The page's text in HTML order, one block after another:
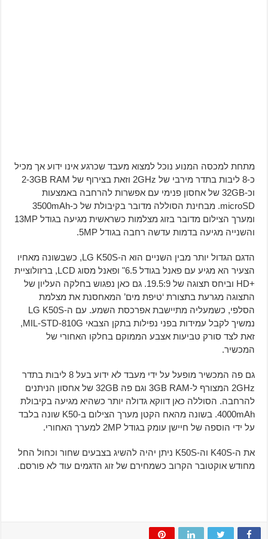
מתחת למכסה המנוע נוכל למצוא מעבד שכרגע אינו ידוע אך מכיל
כ-8 ליבות בתדר מירבי של 2GHz וזאת בצירוף של 2-3GB RAM
וכ-32GB של אחסון פנימי עם אפשרות להרחבה באמצעות
microSD. מבחינת הסוללה מדובר בקיבולת של כ-3500mAh
ומערך הצילום מדובר בזוג מצלמות כשראשית מגיעה בגודל 13MP
והשנייה מגיעה בדמות עדשה רחבה בגודל 5MP.
הדגם הגדול יותר מבין השניים הוא ה-LG K50S, כשבשונה מאחיו
הצעיר הא מגיע עם פאנל בגודל 6.5" ופאנל מסוג LCD, ברזולוציית
+HD וביחס תצוגה של 19.5:9. גם כאן נפגוש בחלקה העליון של
התצוגה מגרעת בתצורת ‘טיפת מים’ המאחסנת את מצלמת
הסלפי, כשמעליה מתיישבת אפרכסת השמע. עם ה-LG K50S
נמשיך לקבל עמידות בפני נפילות בתקן הצבאי MIL-STD-810G,
זאת לצד סורק טביעות אצבע הממוקם בחלקו האחורי של
המכשיר.
גם פה המכשיר מופעל על ידי מעבד לא ידוע בעל 8 ליבות בתדר
2GHz המצורף ל-3GB RAM וגם פה 32GB של אחסון הניתנים
להרחבה. הסוללה כאן דווקא גדולה יותר כשהיא מגיעה בקיבולת
4000mAh. בשונה מהאח הקטן מערך הצילום ב-K50 שונה בלבד
על ידי הוספה של חיישן עומק בגודל 2MP למערך האחורי.
את ה-K40S וה-K50S ניתן יהיה להשיג בצבעים שחור וכחול
החל
מחודש אוקטוברהקרוב כשמחירם של זוג הדגמים עוד לא פורסם.